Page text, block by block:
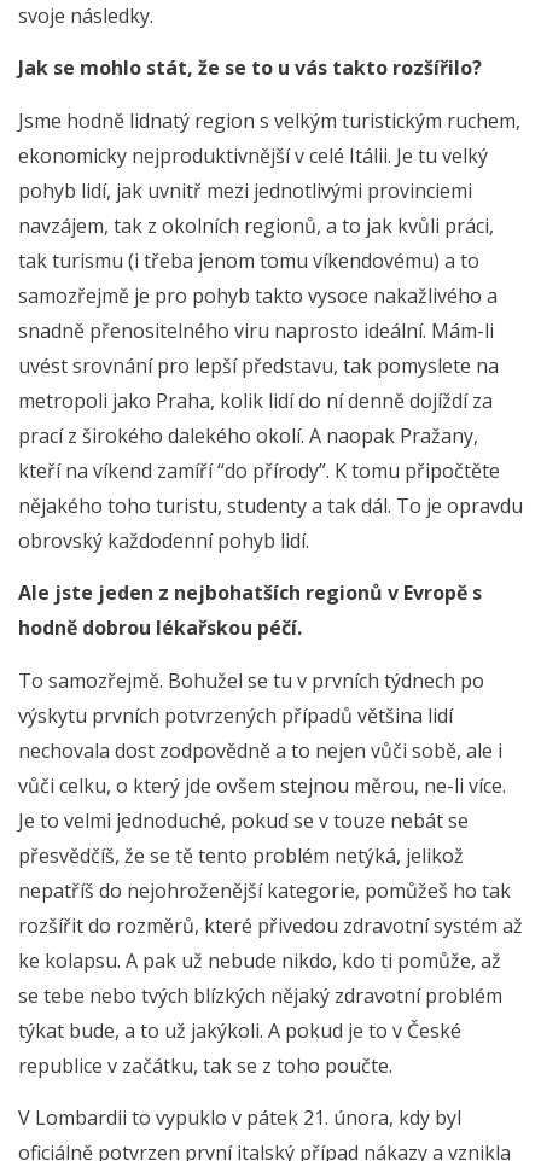
svoje následky.
Jak se mohlo stát, že se to u vás takto rozšířilo?
Jsme hodně lidnatý region s velkým turistickým ruchem,
ekonomicky nejproduktivnější v celé Itálii. Je tu velký
pohyb lidí, jak uvnitř mezi jednotlivými provinciemi
navzájem, tak z okolních regionů, a to jak kvůli práci,
tak turismu (i třeba jenom tomu víkendovému) a to
samozřejmě je pro pohyb takto vysoce nakažlivého a
snadně přenositelného viru naprosto ideální. Mám-li
uvést srovnání pro lepší představu, tak pomyslete na
metropoli jako Praha, kolik lidí do ní denně dojíždí za
prací z širokého dalekého okolí. A naopak Pražany,
kteří na víkend zamíří “do přírody”. K tomu připočtěte
nějakého toho turistu, studenty a tak dál. To je opravdu
obrovský každodenní pohyb lidí.
Ale jste jeden z nejbohatších regionů v Evropě s
hodně dobrou lékařskou péčí.
To samozřejmě. Bohužel se tu v prvních týdnech po
výskytu prvních potvrzených případů většina lidí
nechovala dost zodpovědně a to nejen vůči sobě, ale i
vůči celku, o který jde ovšem stejnou měrou, ne-li více.
Je to velmi jednoduché, pokud se v touze nebát se
přesvědčíš, že se tě tento problém netýká, jelikož
nepatříš do nejohroženější kategorie, pomůžeš ho tak
rozšířit do rozměrů, které přivedou zdravotní systém až
ke kolapsu. A pak už nebude nikdo, kdo ti pomůže, až
se tebe nebo tvých blízkých nějaký zdravotní problém
týkat bude, a to už jakýkoli. A pokud je to v České
republice v začátku, tak se z toho poučte.
V Lombardii to vypuklo v pátek 21. února, kdy byl
oficiálně potvrzen první italský případ nákazy a vznikla